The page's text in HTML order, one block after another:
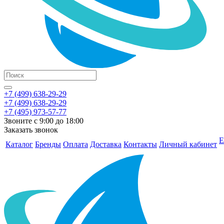
+7 (499) 638-29-29
+7 (499) 638-29-29
+7 (495) 973-57-77
Звоните с 9:00 до 18:00
Заказать звонок
Каталог Бренды Оплата Доставка Контакты Личный кабинет